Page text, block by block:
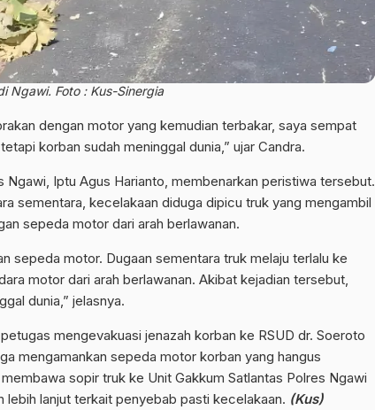
Ngawi. Foto : Kus-Sinergia
dengan motor yang kemudian terbakar, saya sempat
korban sudah meninggal dunia,” ujar Candra.
Ngawi, Iptu Agus Harianto, membenarkan peristiwa tersebut.
sementara, kecelakaan diduga dipicu truk yang mengambil
sepeda motor dari arah berlawanan.
sepeda motor. Dugaan sementara truk melaju terlalu ke
motor dari arah berlawanan. Akibat kejadian tersebut,
dunia,” jelasnya.
mengevakuasi jenazah korban ke RSUD dr. Soeroto
mengamankan sepeda motor korban yang hangus
sopir truk ke Unit Gakkum Satlantas Polres Ngawi
lebih lanjut terkait penyebab pasti kecelakaan. (Kus)